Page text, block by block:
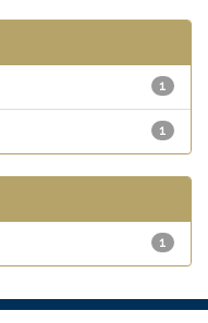
1
1
1